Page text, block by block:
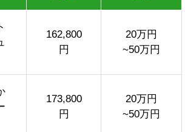
162,800
円
20万円
~50万円
173,800
円
20万円
~50万円